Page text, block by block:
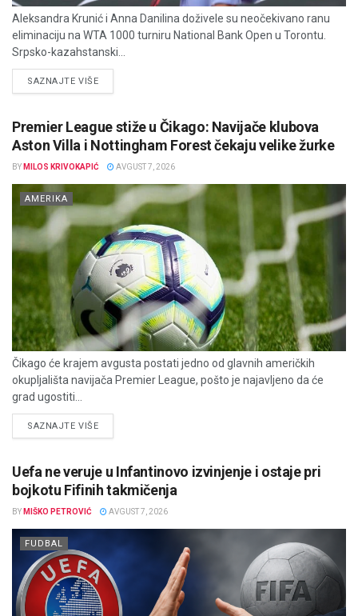
Aleksandra Krunić i Anna Danilina doživele su neočekivano ranu
eliminaciju na WTA 1000 turniru National Bank Open u Torontu.
Srpsko-kazahstanski...
SAZNAJTE VIŠEDETAILS
Premier League stiže u Čikago: Navijače klubova
Aston Villa i Nottingham Forest čekaju velike žurke
BY MILOS KRIVOKAPIĆ AVGUST 7, 2026
AMERIKA
Čikago će krajem avgusta postati jedno od glavnih američkih
okupljališta navijača Premier League, pošto je najavljeno da će
grad ugostiti...
SAZNAJTE VIŠEDETAILS
Uefa ne veruje u Infantinovo izvinjenje i ostaje pri
bojkotu Fifinih takmičenja
BY MIŠKO PETROVIĆ AVGUST 7, 2026
FUDBAL